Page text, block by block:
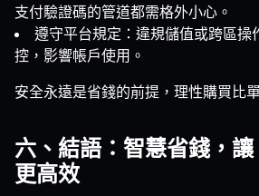
支付驗證碼的管道都需格外小心。
遵守平台規定：違規儲值或跨區操
控，影響帳戶使用。
安全永遠是省錢的前提，理性購買比
六、結語：智慧省錢，
更高效